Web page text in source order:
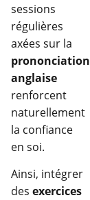
sessions
régulières
axées sur la
prononciation
anglaise
renforcent
naturellement
la confiance
en soi.
Ainsi, intégrer
des exercices